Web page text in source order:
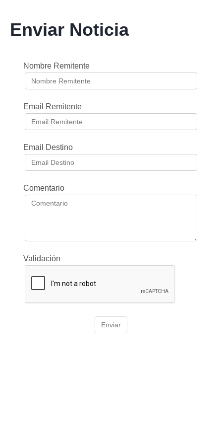
Enviar Noticia
Nombre Remitente
Email Remitente
Email Destino
Comentario
Validación